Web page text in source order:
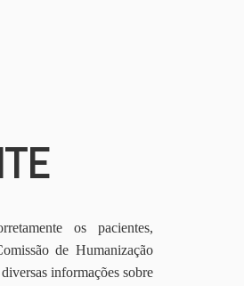
os pacientes,
de Humanização
informações sobre